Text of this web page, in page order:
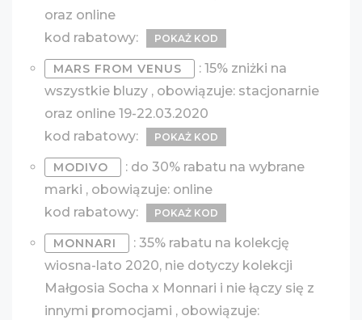
oraz online
kod rabatowy:
POKAŻ KOD
MARS FROM VENUS
: 15% zniżki na
wszystkie bluzy , obowiązuje: stacjonarnie
oraz online 19-22.03.2020
kod rabatowy:
POKAŻ KOD
MODIVO
: do 30% rabatu na wybrane
marki , obowiązuje: online
kod rabatowy:
POKAŻ KOD
MONNARI
: 35% rabatu na kolekcję
wiosna-lato 2020, nie dotyczy kolekcji
Małgosia Socha x Monnari i nie łączy się z
innymi promocjami , obowiązuje: